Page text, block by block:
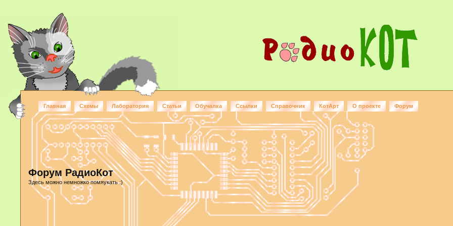
Главная Схемы Лаборатория Статьи Обучалка Ссылки Справочник КотАрт О проекте Форум
Форум РадиоКот
Здесь можно немножко помяукать :)